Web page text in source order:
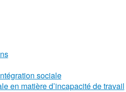
sociale
en matière d’incapacité de travail